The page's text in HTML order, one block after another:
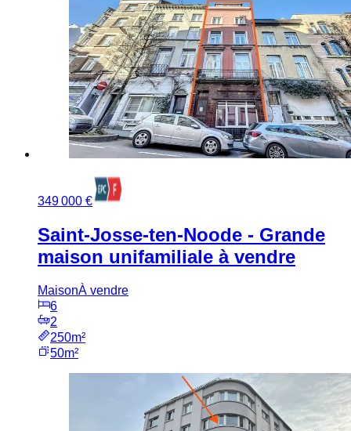
349 000 €
Saint-Josse-ten-Noode - Grande
maison unifamiliale à vendre
MaisonÀ vendre
6
2
250m²
50m²